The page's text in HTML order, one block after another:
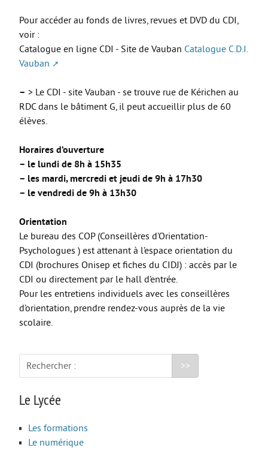
Erasmus +
Internat et restauration
Dossiers d’inscription
MDLS
FORMATIONS PRO
Bac Pro CIEL
Bac Pro MELEC
Bac Pro MV
Bac Pro TCI
BREVET D’INITIATION A LA MER
CAP AAGA
CAP PSR
ULIS
FORMATIONS GÉNÉRALES
Bac Général
STD2A
Pour accéder au fonds de livres, revues et DVD du CDI,
voir :
Catalogue en ligne CDI - Site de Vauban Catalogue C.D.I.
Vauban
– > Le CDI - site Vauban - se trouve rue de Kérichen au
RDC dans le bâtiment G, il peut accueillir plus de 60
élèves.
Horaires d’ouverture
– le lundi de 8h à 15h35
– les mardi, mercredi et jeudi de 9h à 17h30
– le vendredi de 9h à 13h30
Orientation
Le bureau des COP (Conseillères d’Orientation-
Psychologues ) est attenant à l’espace orientation du
CDI (brochures Onisep et fiches du CIDJ) : accès par le
CDI ou directement par le hall d’entrée.
Pour les entretiens individuels avec les conseillères
d’orientation, prendre rendez-vous auprès de la vie
scolaire.
Rechercher :
Le Lycée
Les formations
Le numérique